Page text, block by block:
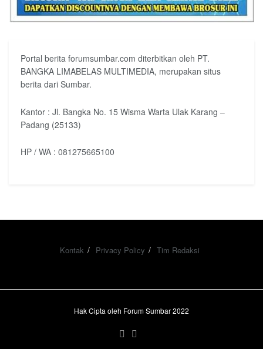
Portal berita forumsumbar.com diterbitkan oleh PT.
BANGKA LIMABELAS MULTIMEDIA, merupakan situs
berita dari Sumbar.
Kantor : Jl. Bangka No. 15 Wisma Warta Ulak Karang –
Padang (25133)
HP / WA : 081275665100
Kontak Privacy Policy Tim Redaksi
Hak Cipta oleh Forum Sumbar 2022